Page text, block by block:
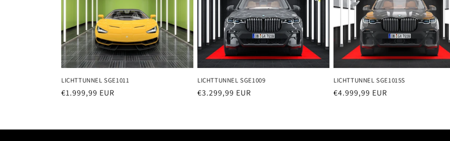
e
:
LICHTTUNNEL SGE1011
Normaler
€1.999,99 EUR
LICHTTUNNEL SGE1009
Normaler
€3.299,99 EUR
LICHTTUNNEL SGE1015S
Normaler
€4.999,99 EUR